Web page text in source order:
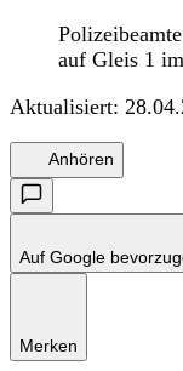
auf Gleis 1
Aktualisiert:
Anhören
Auf Google
Merken